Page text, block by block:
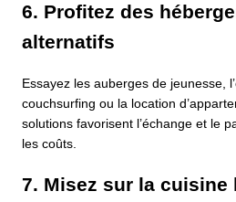
6. Profitez des
alternatifs
Essayez les auberges de jeunesse,
couchsurfing ou la location
solutions favorisent l’échange et le
les coûts.
7. Misez sur la cuisine